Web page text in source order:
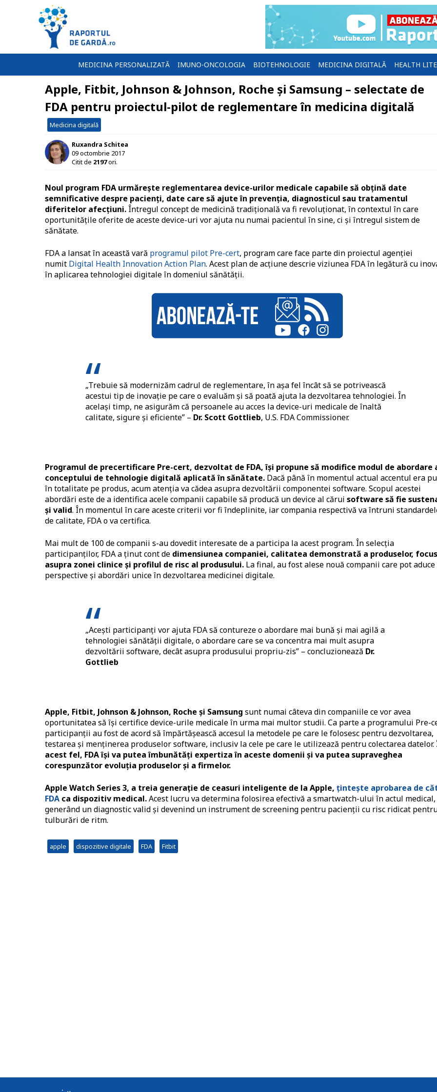
MEDICINA PERSONALIZATĂ IMUNO-ONCOLOGIA BIOTEHNOLOGIE MEDICINA DIGITALĂ HEALTH
Apple, Fitbit, Johnson & Johnson, Roche și Samsung – selectate de
FDA pentru proiectul-pilot de reglementare în medicina digitală
Medicina digitală
Ruxandra Schitea
09 octombrie 2017
Citit de 2197ori.
Noul program FDA urmărește reglementarea device-urilor medicale capabile să obțină date
semnificative despre pacienți, date care să ajute în prevenția, diagnosticul sau tratamentul
diferitelor afecțiuni.Întregul concept de medicină tradițională va fi revoluționat, în contextul în care
oportunitățile oferite de aceste device-uri vor ajuta nu numai pacientul în sine, ci și întregul sistem de
sănătate.
FDA a lansat în această vară programul pilot Pre-cert, program care face parte din proiectul agenției
numit Digital Health Innovation Action Plan. Acest plan de acțiune descrie viziunea FDA în legătură cu
în aplicarea tehnologiei digitale în domeniul sănătății.
„Trebuie să modernizăm cadrul de reglementare, în așa fel încât să se potrivească
acestui tip de inovație pe care o evaluăm și să poată ajuta la dezvoltarea tehnologiei. În
același timp, ne asigurăm că persoanele au acces la device-uri medicale de înaltă
calitate, sigure și eficiente” – Dr. Scott Gottlieb, U.S. FDA Commissioner.
Programul de precertificare Pre-cert, dezvoltat de FDA, își propune să modifice modul de abordare
conceptului de tehnologie digitală aplicată în sănătate. Dacă până în momentul actual accentul era
în totalitate pe produs, acum atenția va cădea asupra dezvoltării componentei software. Scopul acestei
abordări este de a identifica acele companii capabile să producă un device al cărui software să fie
și valid. În momentul în care aceste criterii vor fi îndeplinite, iar compania respectivă va întruni
de calitate, FDA o va certifica.
Mai mult de 100 de companii s-au dovedit interesate de a participa la acest program. În selecția
participanților, FDA a ținut cont de dimensiunea companiei, calitatea demonstrată a produselor,
asupra zonei clinice și profilul de risc al produsului. La final, au fost alese nouă companii care pot
perspective și abordări unice în dezvoltarea medicinei digitale.
„Acești participanți vor ajuta FDA să contureze o abordare mai bună și mai agilă a
tehnologiei sănătății digitale, o abordare care se va concentra mai mult asupra
dezvoltării software, decât asupra produsului propriu-zis” – concluzionează Dr.
Gottlieb
Apple, Fitbit, Johnson & Johnson, Roche și Samsung sunt numai câteva din companiile ce vor avea
oportunitatea să își certifice device-urile medicale în urma mai multor studii. Ca parte a programului Pre-
participanții au fost de acord să împărtășească accesul la metodele pe care le folosesc pentru dezvoltarea,
testarea și menținerea produselor software, inclusiv la cele pe care le utilizează pentru colectarea datelor.
acest fel, FDA își va putea îmbunătăți expertiza în aceste domenii și va putea supraveghea
corespunzător evoluția produselor și a firmelor.
Apple Watch Series 3, a treia generație de ceasuri inteligente de la Apple, țintește aprobarea de
FDA ca dispozitiv medical.Acest lucru va determina folosirea efectivă a smartwatch-ului în actul medical,
generând un diagnostic valid și devenind un instrument de screening pentru pacienții cu risc ridicat
tulburări de ritm.
apple dispozitive digitale FDA Fitbit